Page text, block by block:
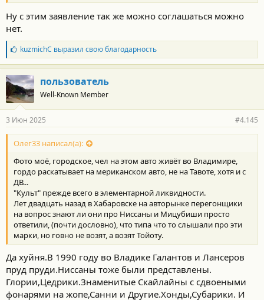
Ну с этим заявление так же можно соглашаться можно
нет.
Б
л
а
г
о
д
а
н
о
с
и
:
kuzmichC выразил свою благодарность
пользователь
Well-Known Member
3 Июн 2025 #4.145
Олег33 написал(а):
Фото моё, городское, чел на этом авто живёт во Владимире,
гордо раскатывает на мериканском авто, не на Тавоте, хотя и с
ДВ...
"Культ" прежде всего в элементарной ликвидности.
Лет двадцать назад в Хабаровске на авторынке перегонщики
на вопрос знают ли они про Ниссаны и Мицубиши просто
ответили, (почти дословно), что типа что то слышали про эти
марки, но говно не возят, а возят Тойоту.
Да хуйня.В 1990 году во Владике Галантов и Лансеров
пруд пруди.Ниссаны тоже были представлены.
Глории,Цедрики.Знаменитые Скайлайны с сдвоеными
фонарями на жопе,Санни и Другие.Хонды,Субарики. И